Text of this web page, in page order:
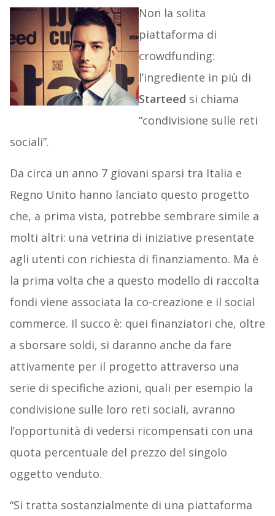
Non la solita
piattaforma di
crowdfunding:
l’ingrediente in più di
Starteed si chiama
“condivisione sulle reti
sociali”.
Da circa un anno 7 giovani sparsi tra Italia e
Regno Unito hanno lanciato questo progetto
che, a prima vista, potrebbe sembrare simile a
molti altri: una vetrina di iniziative presentate
agli utenti con richiesta di finanziamento. Ma è
la prima volta che a questo modello di raccolta
fondi viene associata la co-creazione e il social
commerce. Il succo è: quei finanziatori che, oltre
a sborsare soldi, si daranno anche da fare
attivamente per il progetto attraverso una
serie di specifiche azioni, quali per esempio la
condivisione sulle loro reti sociali, avranno
l’opportunità di vedersi ricompensati con una
quota percentuale del prezzo del singolo
oggetto venduto.
“Si tratta sostanzialmente di una piattaforma